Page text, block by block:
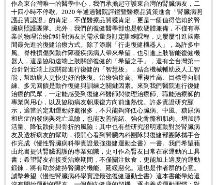
作為東台灣唯一的醫學中心，我們承擔起守護東台灣的腎臟病友，二
十四小時不停歇。2020 年通過醫院評鑑暨醫療品質策進會「腎臟病照
護品質認證」的肯定，不僅醫療品質獲肯定，更是一個值得信賴的腎
臟病照護團隊。此外，我們的復健醫學部也是軟硬體兼備，不僅有專
業的物理治療師針對病友的需求量身訂定訓練課程，更屢屢引進國際
間最先進的復健治療方式。除了添購「行走復健機器人」，為許多中
風、脊椎損傷與動作障礙疾病病人帶來希望，也引進上肢智能復健機
器人，這是協助遠端上肢關節復健的「希望之手」，還有全台灣第一
台針對近端上肢關節進行復健的「智慧板」，結合機械輔助及人工智
能，幫助病人更快更好的恢復。治療強度高、重複性高、目標導向訓
練、多元回饋是動作復健與訓練之關鍵因素。來到我們醫院進行復健
治療的民眾，一定能感受到復健科醫師與物理治療師、職能治療師的
專業與用心，以及協助病友朝康復方向前進熱忱。許多實證研究顯
示，適當的定期運動好處很多，不只能夠降低心臟病、中風、糖尿病
和癌症的發病與死亡風險，也能改善情緒、強化骨骼和肌肉、增加肺
活量、降低跌倒與骨折的風險；其中也有些研究證明運動對於腎臟病
友及透析病友的幫助，很開心看到腎臟內科團隊與復健部團隊攜手合
作完成《慢性腎臟病科學實證最強復健運動全書》一書。我們希望藉
由此書提供腎臟照護的專業知識，更可作為腎友日常在家運動的工具
書；希望腎友在接受治療期間，不僅關注飲食，更能加上適度的運動
鍛鍊，將有助於維持腎臟的機能、延緩惡化。這也是作者群的心意。
誠摯希望《慢性腎臟病科學實證最強復健運動全書》這本書能帶給還